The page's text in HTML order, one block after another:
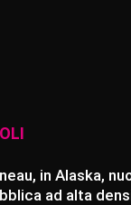
in Alaska,
ad alta